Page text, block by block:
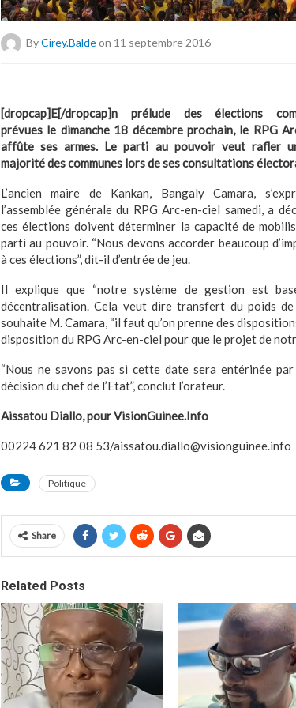
ByCirey.baldeon 11 septembre 2016
[dropcap]E[/dropcap]n prélude des élections
prévues le dimanche 18 décembre prochain, le RPG
affûte ses armes. Le parti au pouvoir veut rafler
majorité des communes lors de ses consultations
L’ancien maire de Kankan, Bangaly Camara,
l’assemblée générale du RPG Arc-en-ciel samedi, a
ces élections doivent déterminer la capacité de
parti au pouvoir. “Nous devons accorder beaucoup
à ces élections”, dit-il d’entrée de jeu.
Il explique que “notre système de gestion est
décentralisation. Cela veut dire transfert du poids de
souhaite M. Camara, “il faut qu’on prenne des
disposition du RPG Arc-en-ciel pour que le projet de
“Nous ne savons pas si cette date sera entérinée
décision du chef de l’Etat”, conclut l’orateur.
Aissatou Diallo, pour VisionGuinee.Info
00224 621 82 08 53/aissatou.diallo@visionguinee.info
Politique
Share
Related Posts